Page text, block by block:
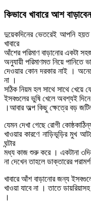
কিভাবে খাবারে আশ
দুয়েকদিনের ভেতরেই আপনি হয়ত
খাবারে
আঁশের পরিমাণ বাড়ানোর একটা
অনুযায়ী পরিমাণমত নিয়ে পানিতে
দেওয়ার কোন দরকার নাই ।
না ।
সঠিক নিয়ম হল সাথে সাথে খেয়ে
ইসবগুলের ভুষি খেলে অবশ্যই দিনে
।আবার অল্প কিছু ক্ষেত্রে বড়
যেমন দেখা গেছে রোগী
খাওয়ার কারণে নাড়িভূড়ির মুখ
ঘন্টার
মধ্য কাজ শুরু করে । একটানা
না দেখেন তাহলে ডাক্তারের
খাবারে আঁশ বাড়ানোর জন্য
খাওয়া যাবে না । তাতে
।